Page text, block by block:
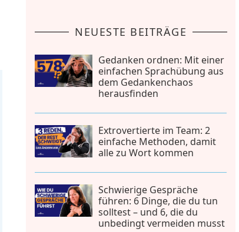
NEUESTE BEITRÄGE
Gedanken ordnen: Mit einer
einfachen Sprachübung aus
dem Gedankenchaos
herausfinden
Extrovertierte im Team: 2
einfache Methoden, damit
alle zu Wort kommen
Schwierige Gespräche
führen: 6 Dinge, die du tun
solltest – und 6, die du
unbedingt vermeiden musst